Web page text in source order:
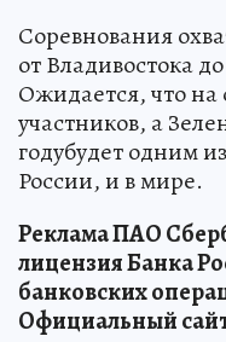
Соревнования
от Владивостока
Ожидается, что на
участников, а
годубудет одним
России, и в мире.
Реклама ПАО
лицензия Банка
банковских
Официальный